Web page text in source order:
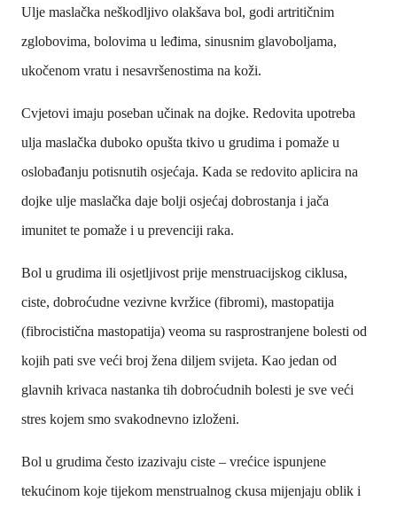
Ulje maslačka neškodljivo olakšava bol, godi artritičnim
zglobovima, bolovima u leđima, sinusnim glavoboljama,
ukočenom vratu i nesavršenostima na koži.
Cvjetovi imaju poseban učinak na dojke. Redovita upotreba
ulja maslačka duboko opušta tkivo u grudima i pomaže u
oslobađanju potisnutih osjećaja. Kada se redovito aplicira na
dojke ulje maslačka daje bolji osjećaj dobrostanja i jača
imunitet te pomaže i u prevenciji raka.
Bol u grudima ili osjetljivost prije menstruacijskog ciklusa,
ciste, dobroćudne vezivne kvržice (fibromi), mastopatija
(fibrocistična mastopatija) veoma su rasprostranjene bolesti od
kojih pati sve veći broj žena diljem svijeta. Kao jedan od
glavnih krivaca nastanka tih dobroćudnih bolesti je sve veći
stres kojem smo svakodnevno izloženi.
Bol u grudima često izazivaju ciste – vrećice ispunjene
tekućinom koje tijekom menstrualnog ckusa mijenjaju oblik i